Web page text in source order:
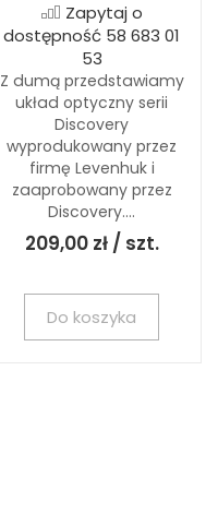
Zapytaj o
dostępność 58 683 01
53
Z dumą przedstawiamy
układ optyczny serii
Discovery
wyprodukowany przez
firmę Levenhuk i
zaaprobowany przez
Discovery....
209,00 zł / szt.
Do koszyka